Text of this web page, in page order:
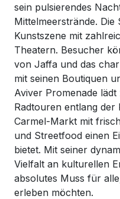
sein pulsierendes
Mittelmeerstrände. Die
Kunstszene mit
Theatern. Besucher
von Jaffa und das
mit seinen Boutiquen
Aviver Promenade
Radtouren entlang der
Carmel-Markt mit
und Streetfood einen
bietet. Mit seiner
Vielfalt an kulturellen
absolutes Muss für
erleben möchten.